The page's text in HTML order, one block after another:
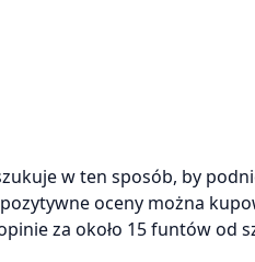
w ten sposób, by
oceny można
za około 15 funtów od